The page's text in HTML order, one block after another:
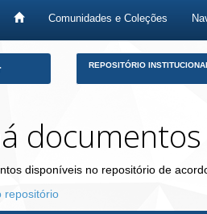
Comunidades e Coleções
REPOSITÓRIO
documentos
disponíveis no repositório de
repositório